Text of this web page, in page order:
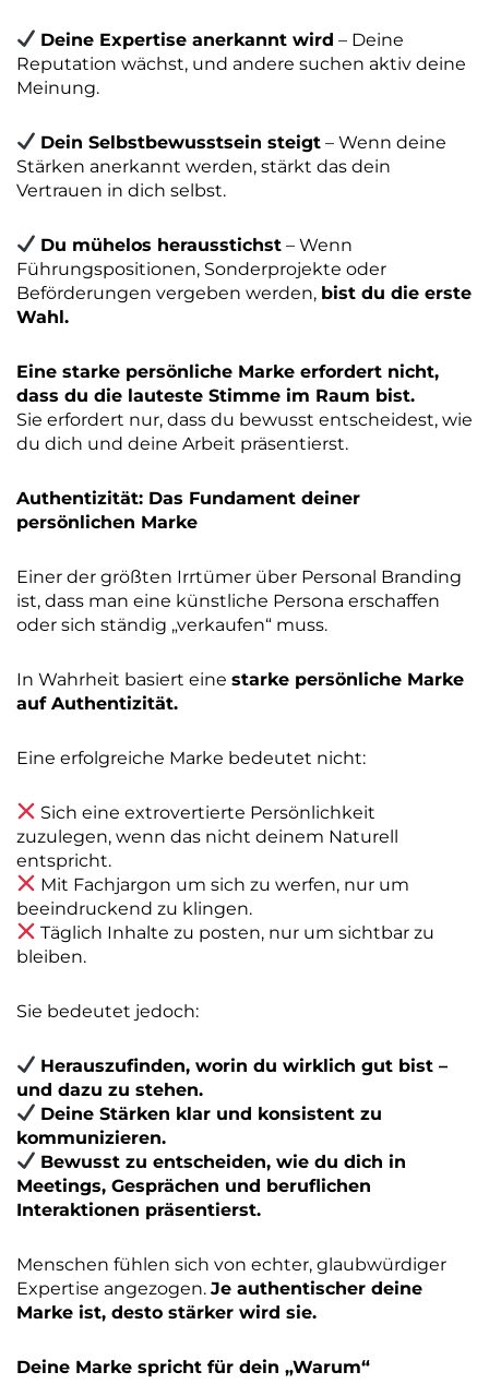
Deine Expertise anerkannt wird – Deine
Reputation wächst, und andere suchen aktiv deine
Meinung.
Dein Selbstbewusstsein steigt – Wenn deine
Stärken anerkannt werden, stärkt das dein
Vertrauen in dich selbst.
Du mühelos herausstichst – Wenn
Führungspositionen, Sonderprojekte oder
Beförderungen vergeben werden, bist du die erste
Wahl.
Eine starke persönliche Marke erfordert nicht,
dass du die lauteste Stimme im Raum bist.
Sie erfordert nur, dass du bewusst entscheidest, wie
du dich und deine Arbeit präsentierst.
Authentizität: Das Fundament deiner
persönlichen Marke
Einer der größten Irrtümer über Personal Branding
ist, dass man eine künstliche Persona erschaffen
oder sich ständig „verkaufen“ muss.
In Wahrheit basiert eine starke persönliche Marke
auf Authentizität.
Eine erfolgreiche Marke bedeutet nicht:
Sich eine extrovertierte Persönlichkeit
zuzulegen, wenn das nicht deinem Naturell
entspricht.
Mit Fachjargon um sich zu werfen, nur um
beeindruckend zu klingen.
Täglich Inhalte zu posten, nur um sichtbar zu
bleiben.
Sie bedeutet jedoch:
Herauszufinden, worin du wirklich gut bist –
und dazu zu stehen.
Deine Stärken klar und konsistent zu
kommunizieren.
Bewusst zu entscheiden, wie du dich in
Meetings, Gesprächen und beruflichen
Interaktionen präsentierst.
Menschen fühlen sich von echter, glaubwürdiger
Expertise angezogen. Je authentischer deine
Marke ist, desto stärker wird sie.
Deine Marke spricht für dein „Warum“